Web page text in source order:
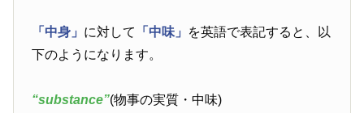
「中身」 に対して 「中味」 を英語で表記すると、以
下のようになります。
“substance”(物事の実質・中味)